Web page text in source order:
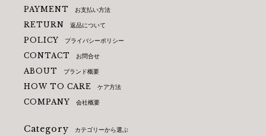
PAYMENT お支払い方法
RETURN 返品について
POLICY プライバシーポリシー
CONTACT お問合せ
ABOUT ブランド概要
HOW TO CARE ケア方法
COMPANY 会社概要
Category カテゴリーから選ぶ